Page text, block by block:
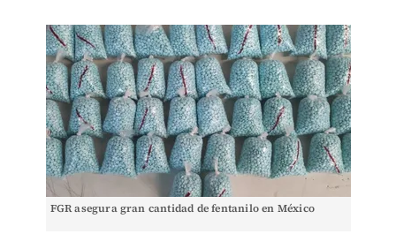
FGR asegura gran cantidad de fentanilo en México